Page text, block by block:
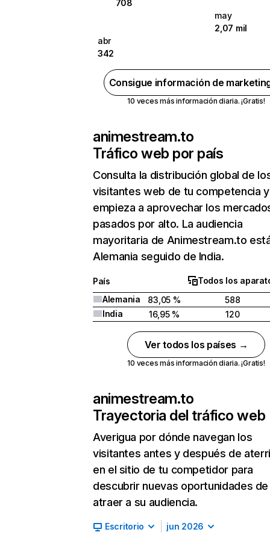
708
may
2,07 mil
abr
342
Consigue información de
10 veces más información diaria. ¡Gratis!
animestream.to
Tráfico web por país
Consulta la distribución global de
visitantes web de tu competencia y
empieza a aprovechar los
pasados por alto. La audiencia
mayoritaria de Animestream.to
Alemania seguido de India.
País
Todos los
Alemania
83,05 %
588
India
16,95 % 120
Ver todos los países →
10 veces más información diaria. ¡Gratis!
animestream.to
Trayectoria del tráfico web
Averigua por dónde navegan los
visitantes antes y después de
en el sitio de tu competidor para
descubrir nuevas oportunidades de
atraer a su audiencia.
Escritorio jun 2026